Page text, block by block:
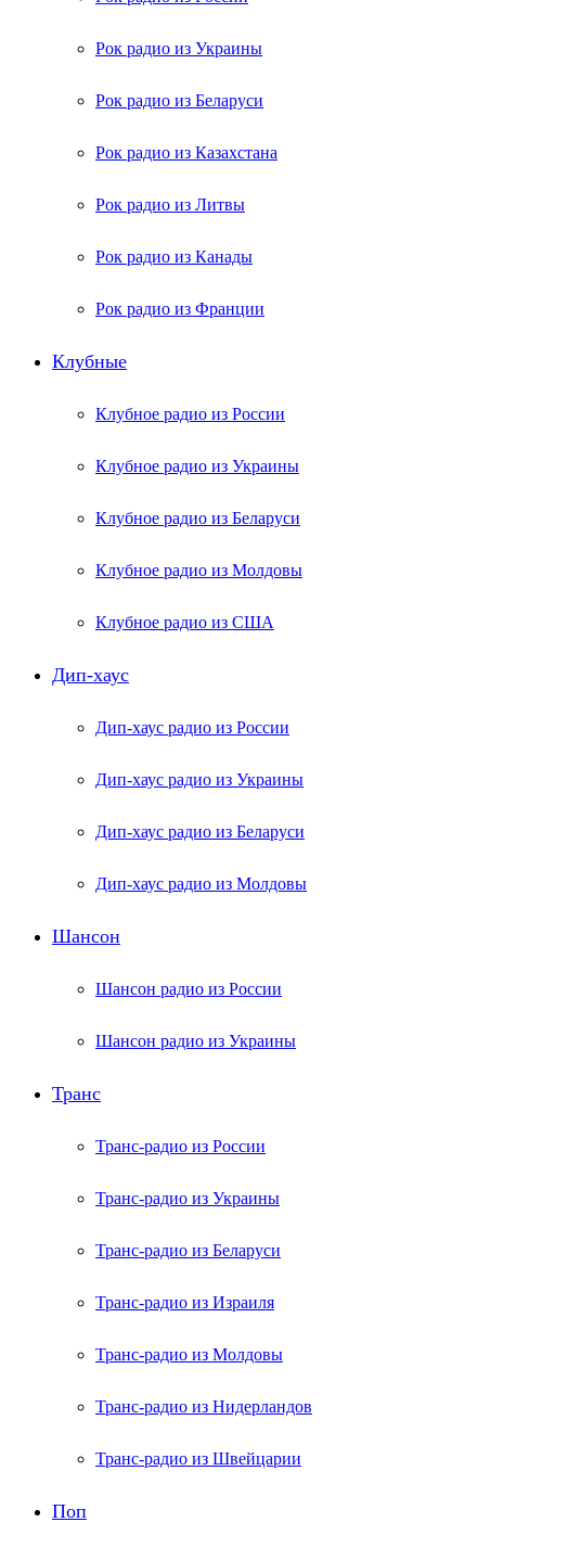
Рок радио из Украины
Рок радио из Беларуси
Рок радио из Казахстана
Рок радио из Литвы
Рок радио из Канады
Рок радио из Франции
Клубные
Клубное радио из России
Клубное радио из Украины
Клубное радио из Беларуси
Клубное радио из Молдовы
Клубное радио из США
Дип-хаус
Дип-хаус радио из России
Дип-хаус радио из Украины
Дип-хаус радио из Беларуси
Дип-хаус радио из Молдовы
Шансон
Шансон радио из России
Шансон радио из Украины
Транс
Транс-радио из России
Транс-радио из Украины
Транс-радио из Беларуси
Транс-радио из Израиля
Транс-радио из Молдовы
Транс-радио из Нидерландов
Транс-радио из Швейцарии
Поп